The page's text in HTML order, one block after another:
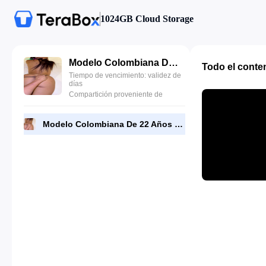
1024GB Cloud Storage
Modelo Colombiana De 22 Años Tiene Sexo Aceitoso En Su Primer Casting -rokolo.mkv
Tiempo de vencimiento: validez de
días
Compartición proveniente de
Modelo Colombiana De 22 Años Tiene Sexo Aceitoso En Su Primer Casting -rokolo.mkv
Todo el